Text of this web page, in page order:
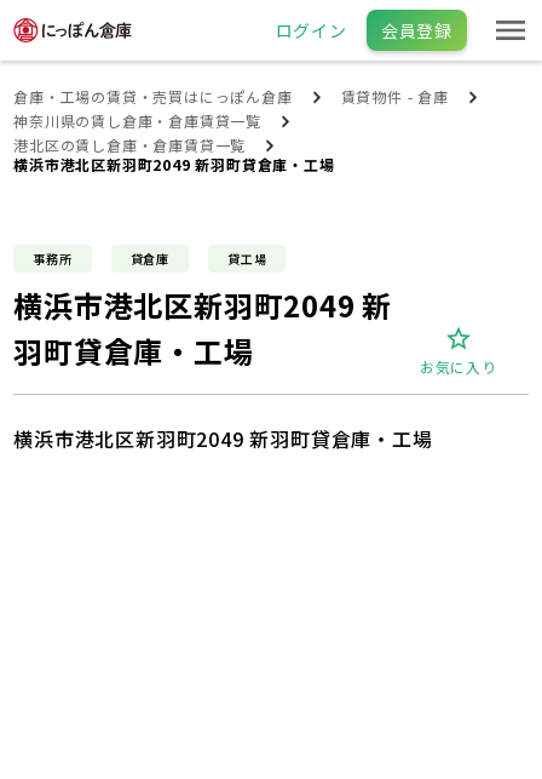
ログイン 会員登録
倉庫・工場の賃貸・売買はにっぽん倉庫
賃貸物件 - 倉庫
神奈川県の賃し倉庫・倉庫賃貸一覧
港北区の賃し倉庫・倉庫賃貸一覧
横浜市港北区新羽町2049 新羽町貸倉庫・工場
事務所 貸倉庫 貸工場
横浜市港北区新羽町2049 新
羽町貸倉庫・工場
お気に入り
横浜市港北区新羽町2049 新羽町貸倉庫・工場